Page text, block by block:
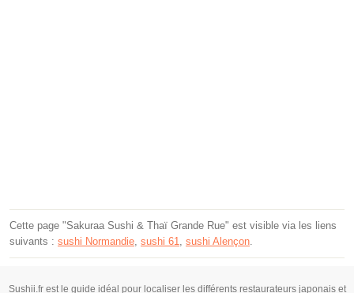
Cette page "Sakuraa Sushi & Thaï Grande Rue" est visible via les liens
suivants : sushi Normandie sushi 61 sushi Alençon
Sushii.fr est le guide idéal pour localiser les différents restaurateurs japonais et